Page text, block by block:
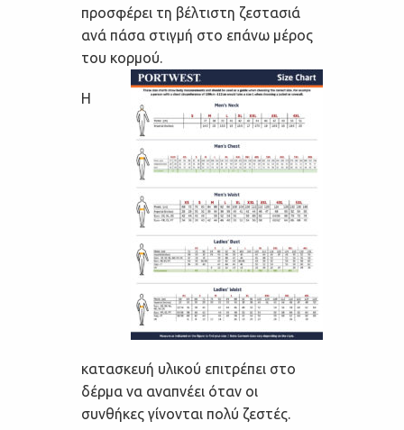
προσφέρει τη βέλτιστη ζεστασιά
ανά πάσα στιγμή στο επάνω μέρος
του κορμού.
Η
κατασκευή υλικού επιτρέπει στο
δέρμα να αναπνέει όταν οι
συνθήκες γίνονται πολύ ζεστές.